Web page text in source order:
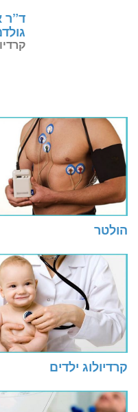
ד”ר
הולטר
קרדיולוג ילדים